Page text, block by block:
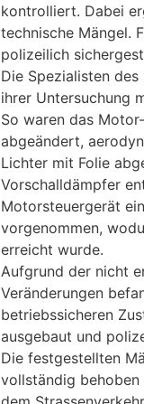
kontrolliert. Dabei
technische Mängel.
polizeilich
Die Spezialisten
ihrer Untersuchung
So waren das
abgeändert,
Lichter mit Folie
Vorschalldämpfer
Motorsteuergerät
vorgenommen,
erreicht wurde.
Aufgrund der nicht
Veränderungen
betriebssicheren
ausgebaut und
Die festgestellten
vollständig behoben